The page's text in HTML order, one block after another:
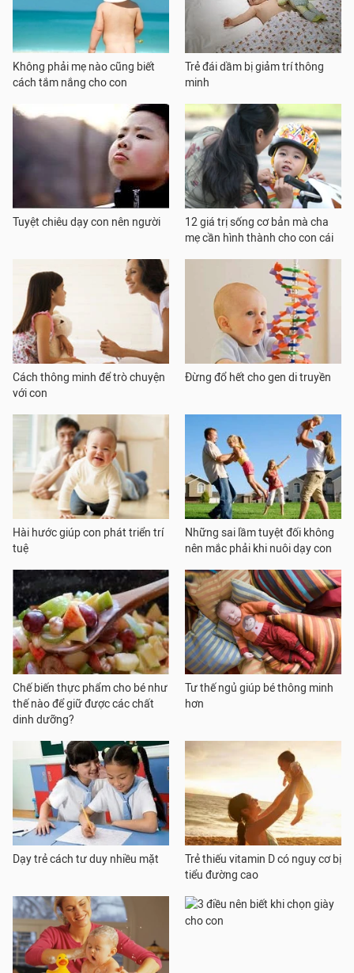
Không phải mẹ nào cũng biết
cách tắm nắng cho con
Trẻ đái dầm bị giảm trí thông
minh
Tuyệt chiêu dạy con nên người
12 giá trị sống cơ bản mà cha
mẹ cần hình thành cho con cái
Cách thông minh để trò chuyện
với con
Đừng đổ hết cho gen di truyền
Hài hước giúp con phát triển trí
tuệ
Những sai lầm tuyệt đối không
nên mắc phải khi nuôi dạy con
Chế biến thực phẩm cho bé như
thế nào để giữ được các chất
dinh dưỡng?
Tư thế ngủ giúp bé thông minh
hơn
Dạy trẻ cách tư duy nhiều mặt
Trẻ thiếu vitamin D có nguy cơ bị
tiểu đường cao